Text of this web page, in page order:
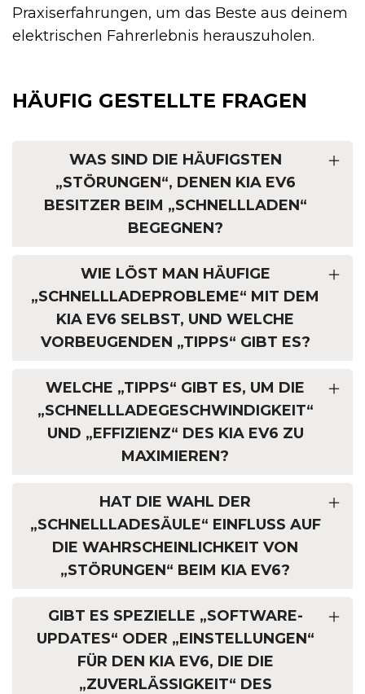
Praxiserfahrungen, um das Beste aus deinem
elektrischen Fahrerlebnis herauszuholen.
HÄUFIG GESTELLTE FRAGEN
WAS SIND DIE HÄUFIGSTEN
„STÖRUNGEN“, DENEN KIA EV6
BESITZER BEIM „SCHNELLLADEN“
BEGEGNEN?
WIE LÖST MAN HÄUFIGE
„SCHNELLLADEPROBLEME“ MIT DEM
KIA EV6 SELBST, UND WELCHE
VORBEUGENDEN „TIPPS“ GIBT ES?
WELCHE „TIPPS“ GIBT ES, UM DIE
„SCHNELLLADEGESCHWINDIGKEIT“
UND „EFFIZIENZ“ DES KIA EV6 ZU
MAXIMIEREN?
HAT DIE WAHL DER
„SCHNELLLADESÄULE“ EINFLUSS AUF
DIE WAHRSCHEINLICHKEIT VON
„STÖRUNGEN“ BEIM KIA EV6?
GIBT ES SPEZIELLE „SOFTWARE-
UPDATES“ ODER „EINSTELLUNGEN“
FÜR DEN KIA EV6, DIE DIE
„ZUVERLÄSSIGKEIT“ DES